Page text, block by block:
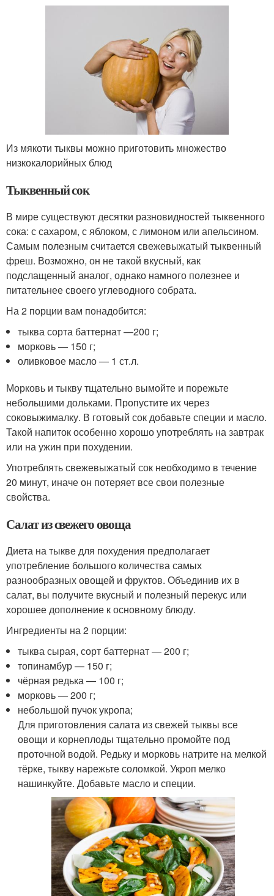
Из мякоти тыквы можно приготовить множество
низкокалорийных блюд
Тыквенный сок
В мире существуют десятки разновидностей тыквенного
сока: с сахаром, с яблоком, с лимоном или апельсином.
Самым полезным считается свежевыжатый тыквенный
фреш. Возможно, он не такой вкусный, как
подслащенный аналог, однако намного полезнее и
питательнее своего углеводного собрата.
На 2 порции вам понадобится:
тыква сорта баттернат —200 г;
морковь — 150 г;
оливковое масло — 1 ст.л.
Морковь и тыкву тщательно вымойте и порежьте
небольшими дольками. Пропустите их через
соковыжималку. В готовый сок добавьте специи и масло.
Такой напиток особенно хорошо употреблять на завтрак
или на ужин при похудении.
Употреблять свежевыжатый сок необходимо в течение
20 минут, иначе он потеряет все свои полезные
свойства.
Салат из свежего овоща
Диета на тыкве для похудения предполагает
употребление большого количества самых
разнообразных овощей и фруктов. Объединив их в
салат, вы получите вкусный и полезный перекус или
хорошее дополнение к основному блюду.
Ингредиенты на 2 порции:
тыква сырая, сорт баттернат — 200 г;
топинамбур — 150 г;
чёрная редька — 100 г;
морковь — 200 г;
небольшой пучок укропа;
Для приготовления салата из свежей тыквы все
овощи и корнеплоды тщательно промойте под
проточной водой. Редьку и морковь натрите на мелкой
тёрке, тыкву нарежьте соломкой. Укроп мелко
нашинкуйте. Добавьте масло и специи.